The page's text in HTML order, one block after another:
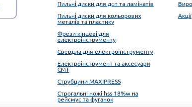
Пильні диски для дсп та ламінатів
Пильні диски для кольорових
металів та пластику
Фрези кінцеві для
електроінструменту
Свердла для електроінструменту
Електроінструмент та аксесуари
CMT
Струбцини MAXIPRESS
Строгальні ножі hss 18%w на
рейсмус та фуганок
Акції